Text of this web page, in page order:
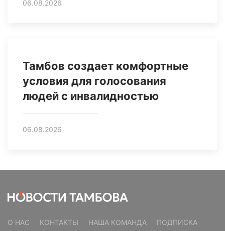
06.08.2026
Тамбов создает комфортные
условия для голосования
людей с инвалидностью
06.08.2026
О НАС КОНТАКТЫ НАША КОМАНДА ПОДПИСКА